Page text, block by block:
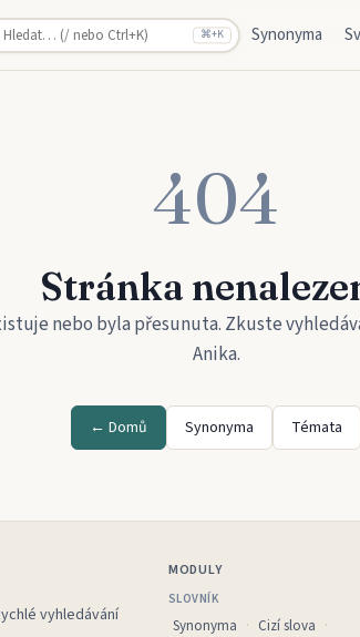
⌘+K Synonyma
404
Stránka
nebo byla přesunuta. Zkuste
Anika.
← Domů Synonyma Témata
vyhledávání
MODULY
SLOVNÍK
Synonyma
Cizí slova